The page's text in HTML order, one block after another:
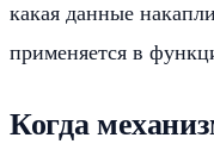
какая данные
применяется в
Когда